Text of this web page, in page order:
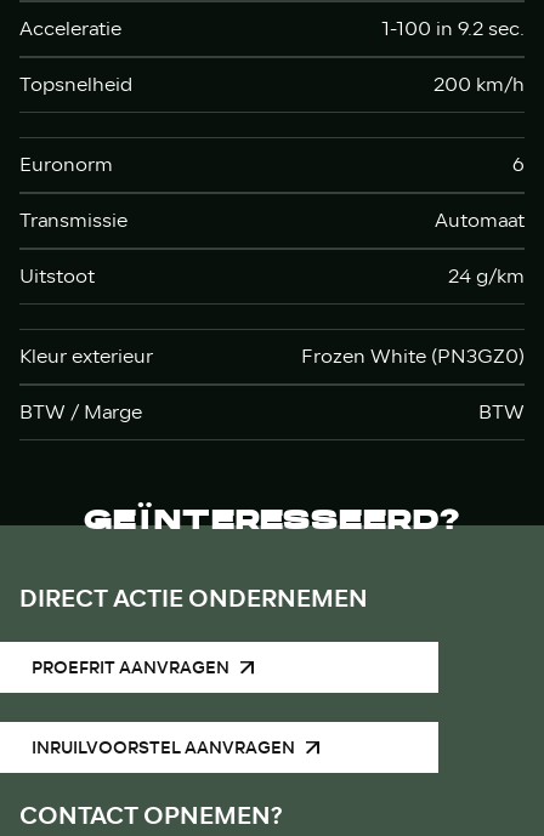
Acceleratie
1-100 in 9.2 sec.
Topsnelheid
200 km/h
Euronorm
6
Transmissie
Automaat
Uitstoot
24 g/km
Kleur exterieur
Frozen White (PN3GZ0)
BTW / Marge
BTW
GEÏNTERESSEERD?
DIRECT ACTIE ONDERNEMEN
PROEFRIT AANVRAGEN
INRUILVOORSTEL AANVRAGEN
CONTACT OPNEMEN?